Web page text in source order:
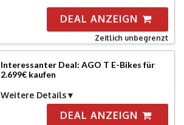
DEAL ANZEIGN
Zeitlich unbegrenzt
Interessanter Deal: AGO T E-Bikes für
2.699€ kaufen
Weitere Details
DEAL ANZEIGN